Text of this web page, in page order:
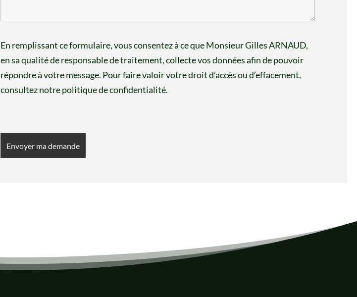
En remplissant ce formulaire, vous consentez à ce que Monsieur Gilles ARNAUD,
en sa qualité de responsable de traitement, collecte vos données afin de pouvoir
répondre à votre message. Pour faire valoir votre droit d’accès ou d’effacement,
consultez notre politique de confidentialité.